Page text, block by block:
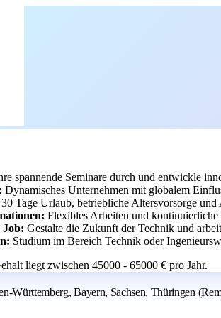
spannende Seminare durch und entwickle
Dynamisches Unternehmen mit globalem
Tage Urlaub, betriebliche Altersvorsorge
Flexibles Arbeiten und
Job: Gestalte die Zukunft der Technik und
Studium im Bereich Technik oder
liegt zwischen 45000 - 65000 € pro Jahr.
Württemberg, Bayern, Sachsen, Thüringen